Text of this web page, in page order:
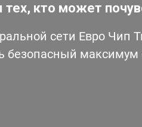
кто может
сети Евро Чип
безопасный